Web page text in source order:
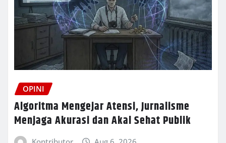
OPINI
Algoritma Mengejar Atensi, Jurnalisme
Menjaga Akurasi dan Akal Sehat Publik